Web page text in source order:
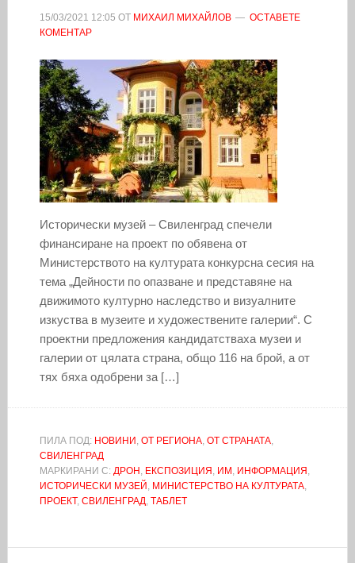
15/03/2021 12:05 ОТ МИХАИЛ МИХАЙЛОВ
ОСТАВЕТЕ
КОМЕНТАР
Исторически музей – Свиленград спечели
финансиране на проект по обявена от
Министерството на културата конкурсна сесия на
тема „Дейности по опазване и представяне на
движимото културно наследство и визуалните
изкуства в музеите и художествените галерии“. С
проектни предложения кандидатстваха музеи и
галерии от цялата страна, общо 116 на брой, а от
тях бяха одобрени за […]
ПИЛА ПОД: НОВИНИ , ОТ РЕГИОНА, ОТ СТРАНАТА,
СВИЛЕНГРАД
МАРКИРАНИ С: ДРОН , ЕКСПОЗИЦИЯ , ИМ , ИНФОРМАЦИЯ ,
ИСТОРИЧЕСКИ МУЗЕЙ , МИНИСТЕРСТВО НА КУЛТУРАТА,
ПРОЕКТ, СВИЛЕНГРАД, ТАБЛЕТ